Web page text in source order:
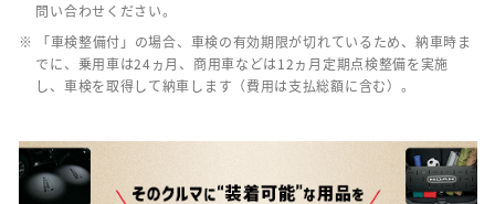
問い合わせください。
※ 「車検整備付」の場合、車検の有効期限が切れているため、納車時ま
でに、乗用車は24ヵ月、商用車などは12ヵ月定期点検整備を実施
し、車検を取得して納車します（費用は支払総額に含む）。